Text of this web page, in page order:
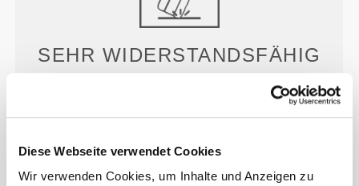
Diese Webseite verwendet Cookies
Wir verwenden Cookies, um Inhalte und Anzeigen zu
SEHR WIDERSTANDSFÄHIG
Die Hydra Trinkflasche besteht aus langlebigem,
hochqualitativem Hart-Polyethylen (HDPE). Zudem
verhindert ihr wasserdichter